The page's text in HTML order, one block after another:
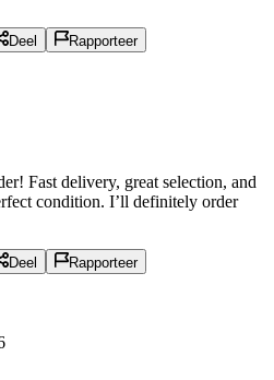
Deel Rapporteer
Fast delivery, great selection, and
condition. I’ll definitely order
Deel Rapporteer